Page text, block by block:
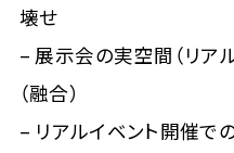
大昌
TEL：082-291-
壊せ
– 展示会の実空間（リア
（融合）
– リアルイベント開催で